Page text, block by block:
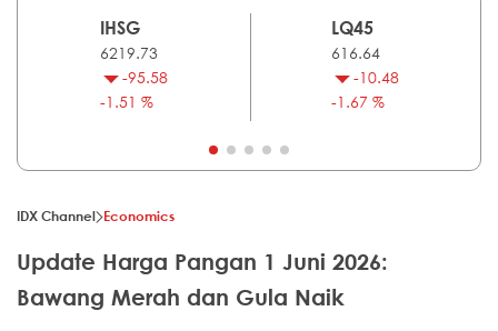
IHSG
6219.73
-95.58
-1.51 %
LQ45
616.64
-10.48
-1.67 %
IDX Channel Economics
Update Harga Pangan 1 Juni 2026:
Bawang Merah dan Gula Naik